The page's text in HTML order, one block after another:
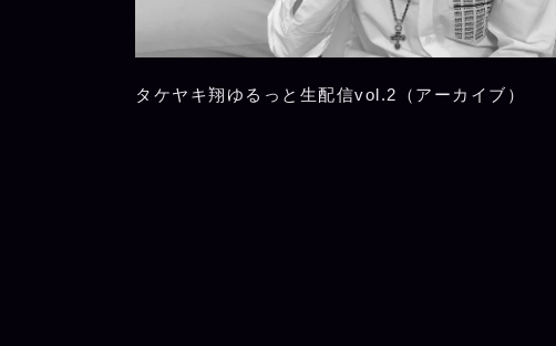
タケヤキ翔ゆるっと生配信vol.2（アーカイブ）